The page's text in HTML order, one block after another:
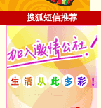
搜狐短信推荐